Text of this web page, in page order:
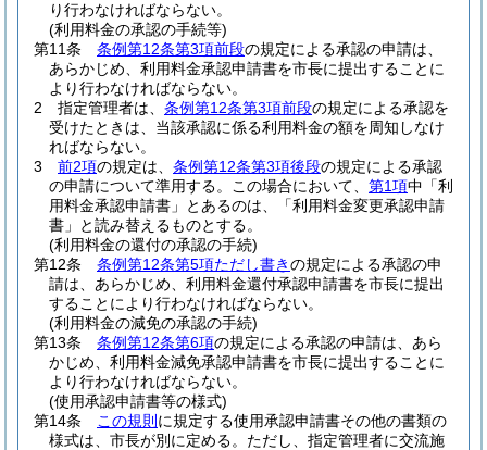
り行わなければならない。
(利用料金の承認の手続等)
第11条
条例第12条第3項前段の規定による承認の申請は、
あらかじめ、利用料金承認申請書を市長に提出することに
より行わなければならない。
2
指定管理者は、 条例第12条第3項前段の規定による承認を
受けたときは、当該承認に係る利用料金の額を周知しなけ
ればならない。
3
前2項の規定は、 条例第12条第3項後段の規定による承認
の申請について準用する。
この場合において、 第1項中「利
用料金承認申請書」とあるのは、「利用料金変更承認申請
書」と読み替えるものとする。
(利用料金の還付の承認の手続)
第12条
条例第12条第5項ただし書きの規定による承認の申
請は、あらかじめ、利用料金還付承認申請書を市長に提出
することにより行わなければならない。
(利用料金の減免の承認の手続)
第13条
条例第12条第6項の規定による承認の申請は、あら
かじめ、利用料金減免承認申請書を市長に提出することに
より行わなければならない。
(使用承認申請書等の様式)
第14条
この規則 に規定する使用承認申請書その他の書類の
様式は、市長が別に定める。 ただし、指定管理者に交流施